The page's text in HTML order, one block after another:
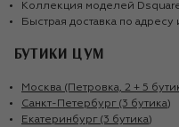
Коллекция моделей
Быстрая доставка по
БУТИКИ ЦУМ
Москва (Петровка, 2 + 5
Санкт-Петербург (3 бутика)
Екатеринбург (3 бутика)